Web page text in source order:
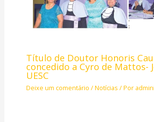
Título de Doutor Honoris
concedido a Cyro de Mattos-
UESC
Deixe um comentário /Notícias / Por